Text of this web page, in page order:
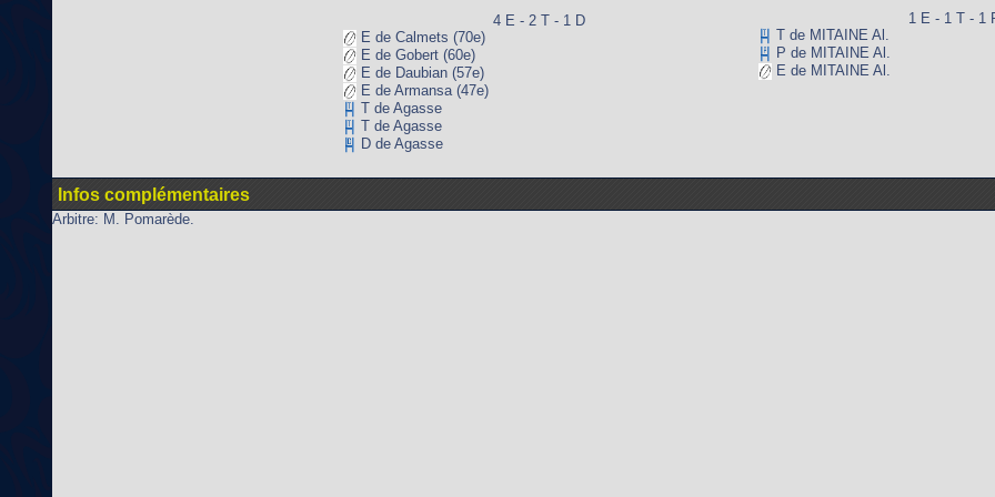
4 E - 2 T - 1 D
E de Calmets (70e)
E de Gobert (60e)
E de Daubian (57e)
E de Armansa (47e)
T de Agasse
T de Agasse
D de Agasse
1 E - 1 T - 1
T de MITAINE Al.
P de MITAINE Al.
E de MITAINE Al.
Infos complémentaires
Arbitre: M. Pomarède.